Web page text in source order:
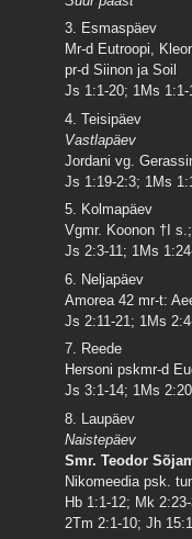
3. Esmaspäev
Mr-d Eutroopi,
pr-d Siinon ja Soil
Js 1:1-20; 1Ms
4. Teisipäev
Vastlapäev
Jordani vg.
Js 1:19-2:3; 1Ms
5. Kolmapäev
Vgmr. Koonon †I
Js 2:3-11; 1Ms
6. Neljapäev
Amorea 42 mr-t:
Js 2:11-21; 1Ms
7. Reede
Hersoni pskmr-d
Js 3:1-14; 1Ms
8. Laupäev
Naistepäev
Smr. Teodor
Nikomeedia psk.
Hb 1:1-12; Mk
2Tm 2:1-10; Jh